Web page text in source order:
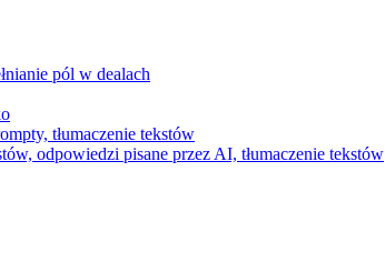
pól w dealach
tłumaczenie tekstów
odpowiedzi pisane przez AI, tłumaczenie tekstów